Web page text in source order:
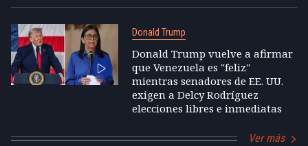
Donald Trump
Donald Trump vuelve a afirmar
que Venezuela es "feliz"
mientras senadores de EE. UU.
exigen a Delcy Rodríguez
elecciones libres e inmediatas
Ver más